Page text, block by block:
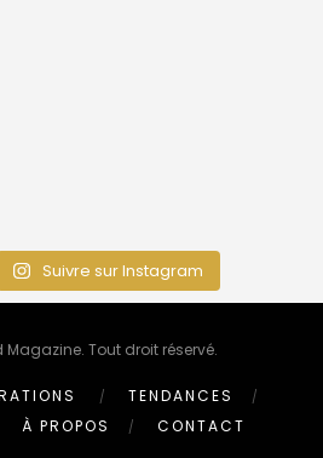
Suivre sur Instagram
Magazine. Tout droit réservé.
TENDANCES
À PROPOS CONTACT